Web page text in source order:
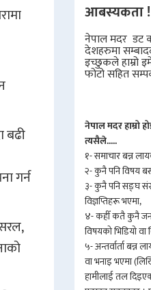
बढी
गर्न
आबस्यकता !
नेपाल मदर डट
देशहरुमा
इच्छुकले हाम्रो
फोटो सहित
नेपाल मदर हाम्रो
त्यसैले.....
१- समाचार बन्न
२- कुनै पनि विषय
३- कुनै पनि सङ्घ
विज्ञप्तिहरू भएमा,
४- कहीँ कतै कुनै जन
विषयको भिडियो
५- अन्तर्वार्ता बन्न
वा भनाइ भएमा
हामीलाई तल